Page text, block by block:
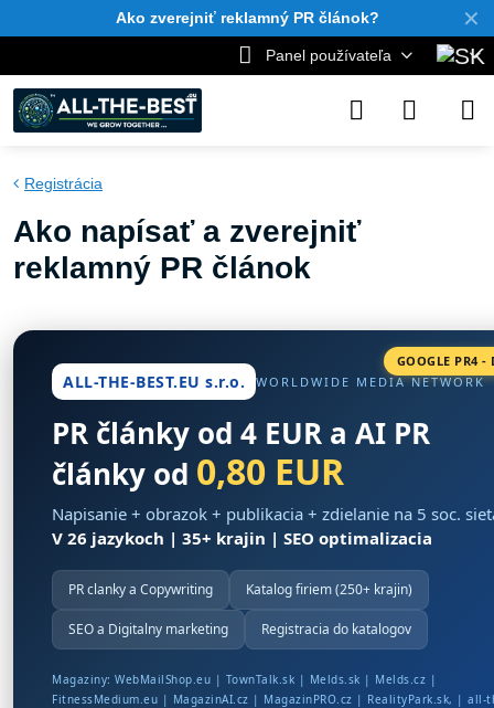
✕
Ako zverejniť reklamný PR článok?
Panel používateľa
Registrácia
Ako napísať a zverejniť
reklamný PR článok
GOOGLE PR4 -
ALL-THE-BEST.EU s.r.o. WORLDWIDE MEDIA NETWORK
PR články od 4 EUR a AI PR
články od 0,80 EUR
Napisanie + obrazok + publikacia + zdielanie na 5 soc.
V 26 jazykoch | 35+ krajin | SEO optimalizacia
PR clanky a Copywriting Katalog firiem (250+ krajin)
SEO a Digitalny marketing Registracia do katalogov
Magaziny: WebMailShop.eu | TownTalk.sk | Melds.sk | Melds.cz |
FitnessMedium.eu | MagazinAI.cz | MagazinPRO.cz | RealityPark.sk, | all-